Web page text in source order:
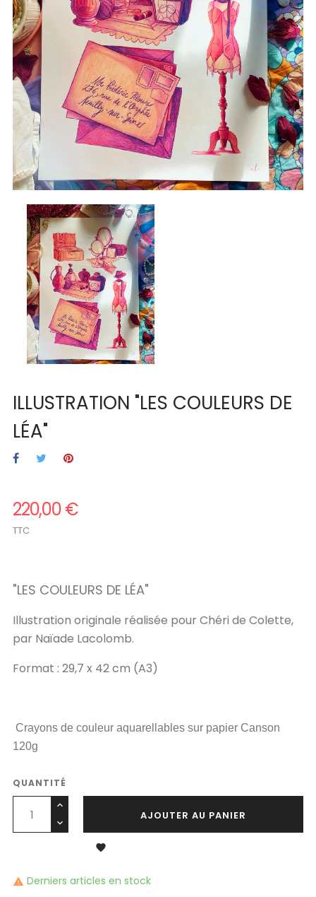
ILLUSTRATION "LES COULEURS DE
LÉA"
220,00 €
TTC
"LES COULEURS DE LÉA"
Illustration originale réalisée pour Chéri de Colette,
par Naïade Lacolomb.
Format : 29,7 x 42 cm (A3)
Crayons de couleur aquarellables sur papier Canson
120g
QUANTITÉ
AJOUTER AU PANIER

 Derniers articles en stock